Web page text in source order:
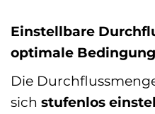
Einstellbare
optimale
Die
sich stufenlos